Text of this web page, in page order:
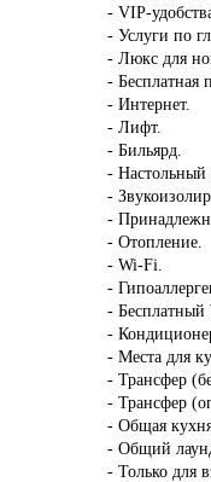
- VIP-
- Услуги по
- Люкс для
- Бесплатная
- Интернет.
- Лифт.
- Бильярд.
- Настольный
-
-
- Отопление.
- Wi-Fi.
-
- Бесплатный
-
- Места для
- Трансфер
- Трансфер
- Общая
- Общий
- Только для